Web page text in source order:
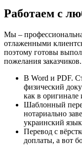
Работаем с
Мы –
отлаженными
поэтому готовы
пожелания заказчиков.
В Word и PDF.
физический
как в
Шаблонный
нотариально
украинский
Перевод с
доплаты, а вот